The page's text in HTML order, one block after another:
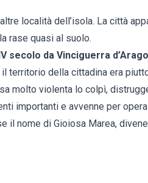
località dell’isola. La città
rase quasi al suolo.
secolo da Vinciguerra
territorio della cittadina era
molto violenta lo colpì,
importanti e avvenne per
il nome di Gioiosa Marea,